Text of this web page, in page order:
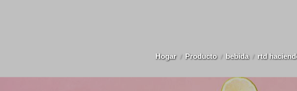
Hogar Producto bebida rtd